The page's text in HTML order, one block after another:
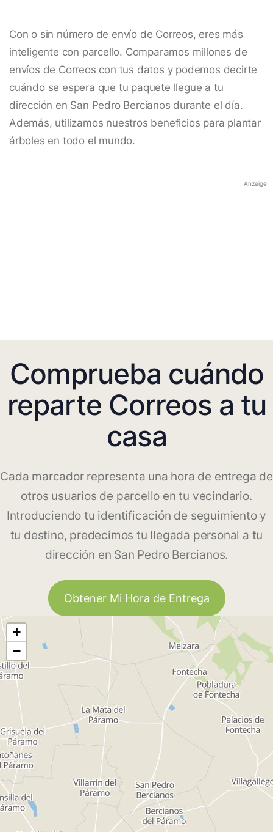
Con o sin número de envío de Correos, eres más
inteligente con parcello. Comparamos millones de
envíos de Correos con tus datos y podemos decirte
cuándo se espera que tu paquete llegue a tu
dirección en San Pedro Bercianos durante el día.
Además, utilizamos nuestros beneficios para plantar
árboles en todo el mundo.
Anzeige
Comprueba cuándo
reparte Correos a tu
casa
Cada marcador representa una hora de entrega de
otros usuarios de parcello en tu vecindario.
Introduciendo tu identificación de seguimiento y
tu destino, predecimos tu llegada personal a tu
dirección en San Pedro Bercianos.
Obtener Mi Hora de Entrega
+
−